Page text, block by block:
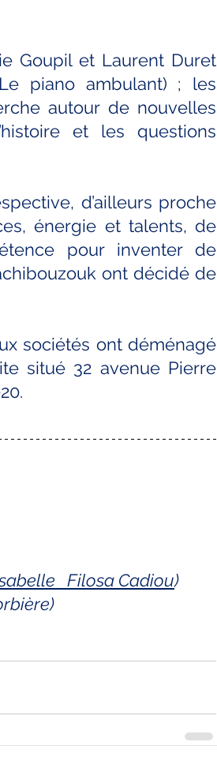
Goupil et Laurent Duret
piano ambulant) ; les
autour de nouvelles
et les questions
d’ailleurs proche
énergie et talents, de
pour inventer de
ont décidé de
sociétés ont déménagé
situé 32 avenue Pierre
Filosa Cadiou)